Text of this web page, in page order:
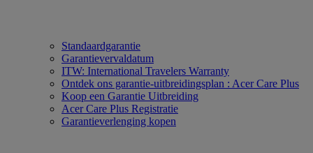
Standaardgarantie
Garantievervaldatum
ITW: International Travelers Warranty
Ontdek ons garantie-uitbreidingsplan : Acer Care Plus
Koop een Garantie Uitbreiding
Acer Care Plus Registratie
Garantieverlenging kopen